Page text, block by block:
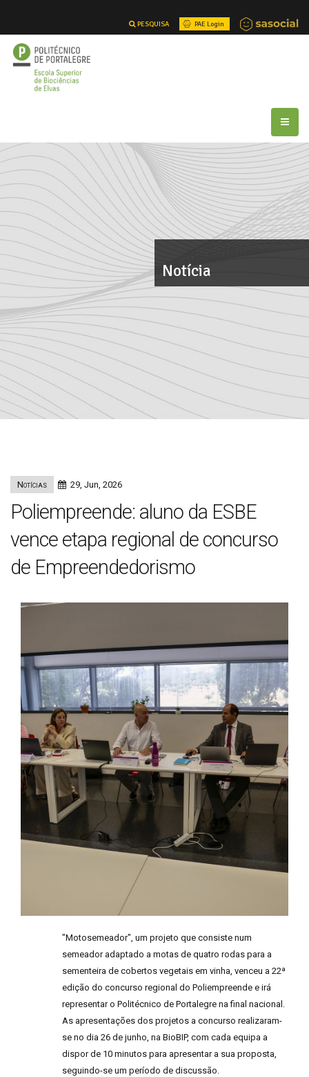
PAE Login
PESQUISA
Notícia
Notícias 29, Jun, 2026
Poliempreende: aluno da ESBE
vence etapa regional de concurso
de Empreendedorismo
"Motosemeador", um projeto que consiste num
semeador adaptado a motas de quatro rodas para a
sementeira de cobertos vegetais em vinha, venceu a 22ª
edição do concurso regional do Poliempreende e irá
representar o Politécnico de Portalegre na final nacional.
As apresentações dos projetos a concurso realizaram-
se no dia 26 de junho, na BioBIP, com cada equipa a
dispor de 10 minutos para apresentar a sua proposta,
seguindo-se um período de discussão.